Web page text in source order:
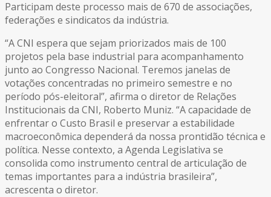
Participam deste processo mais de 670 de associações,
federações e sindicatos da indústria.
“A CNI espera que sejam priorizados mais de 100
projetos pela base industrial para acompanhamento
junto ao Congresso Nacional. Teremos janelas de
votações concentradas no primeiro semestre e no
período pós-eleitoral”, afirma o diretor de Relações
Institucionais da CNI, Roberto Muniz. “A capacidade de
enfrentar o Custo Brasil e preservar a estabilidade
macroeconômica dependerá da nossa prontidão técnica e
política. Nesse contexto, a Agenda Legislativa se
consolida como instrumento central de articulação de
temas importantes para a indústria brasileira”,
acrescenta o diretor.